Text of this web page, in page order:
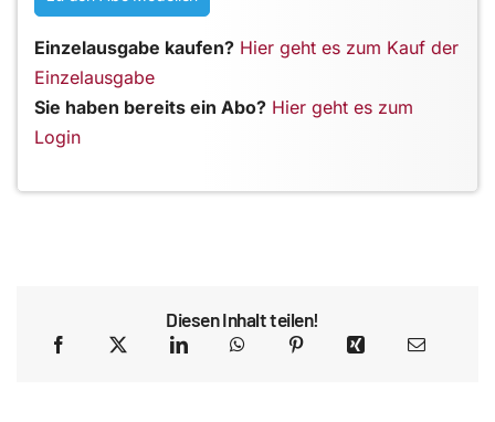
Einzelausgabe kaufen? Hier geht es zum Kauf der
Einzelausgabe
Sie haben bereits ein Abo? Hier geht es zum
Login
Diesen Inhalt teilen!